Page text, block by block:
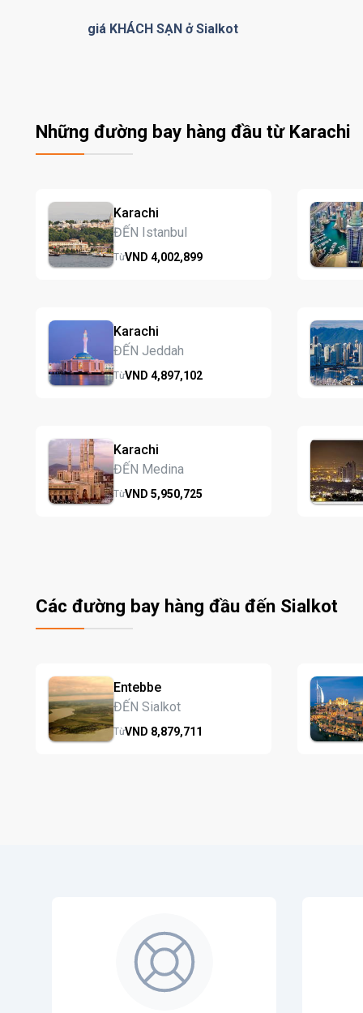
giá KHÁCH SẠN ở Sialkot
Những đường bay hàng đầu từ Karachi
Karachi
ĐẾN Istanbul
TừVND 4,002,899
Karachi
ĐẾN Jeddah
TừVND 4,897,102
Karachi
ĐẾN Medina
TừVND 5,950,725
Các đường bay hàng đầu đến Sialkot
Entebbe
ĐẾN Sialkot
TừVND 8,879,711